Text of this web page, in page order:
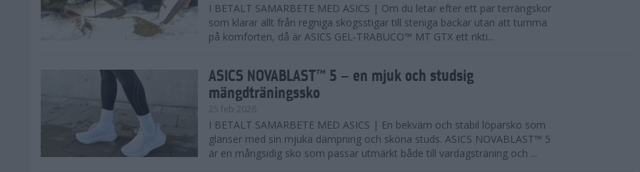
I BETALT SAMARBETE MED ASICS | Om du letar efter ett par terrängskor
som klarar allt från regniga skogsstigar till steniga backar utan att tumma
på komforten, då är ASICS GEL-TRABUCO™ MT GTX ett rikti...
ASICS NOVABLAST™ 5 – en mjuk och studsig
mängdträningssko
25 feb 2026
I BETALT SAMARBETE MED ASICS | En bekväm och stabil löparsko som
glänser med sin mjuka dämpning och sköna studs. ASICS NOVABLAST™ 5
är en mångsidig sko som passar utmärkt både till vardagsträning och ...